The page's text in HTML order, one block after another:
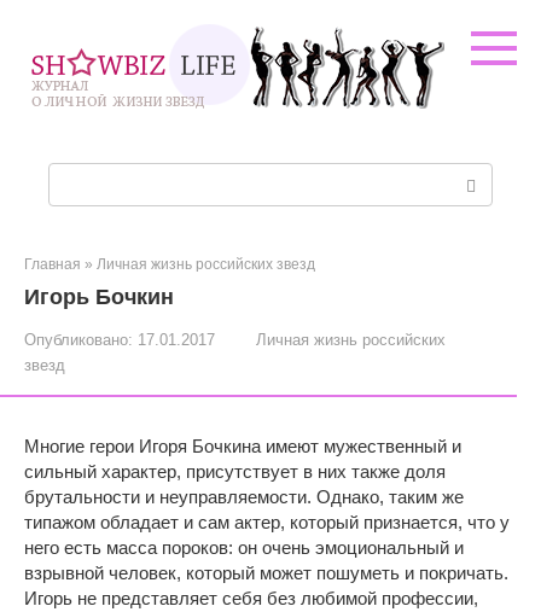
контенту
Главная » Личная жизнь российских звезд
Игорь Бочкин
Опубликовано: 17.01.2017
Личная жизнь российских
звезд
Многие герои Игоря Бочкина имеют мужественный и
сильный характер, присутствует в них также доля
брутальности и неуправляемости. Однако, таким же
типажом обладает и сам актер, который признается, что у
него есть масса пороков: он очень эмоциональный и
взрывной человек, который может пошуметь и покричать.
Игорь не представляет себя без любимой профессии,